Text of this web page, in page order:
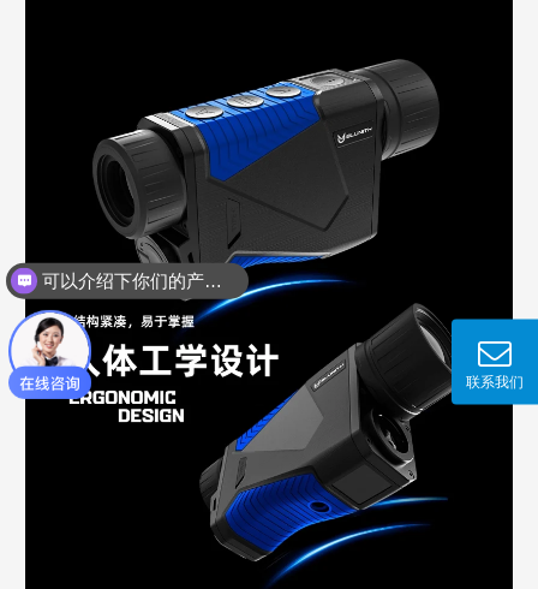
联系我们
可以介绍下你们的产品么？